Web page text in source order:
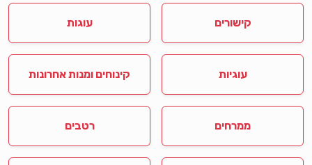
קישורים עוגות
עוגיות קינוחים ומנות אחרונות
ממרחים רטבים